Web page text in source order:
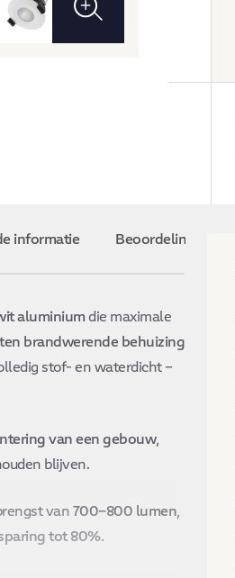
informatie Beoordelingen (0)
aluminium die maximale
brandwerende behuizing
stof- en waterdicht –
van een gebouw,
blijven.
van 700–800 lumen,
tot 80%.